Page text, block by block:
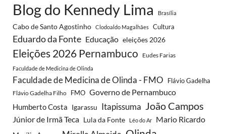
Blog do Kennedy Lima Brasília
Cabo de Santo Agostinho Clodoaldo Magalhães Cultura
Eduardo da Fonte Educação eleições 2026
Eleições 2026 Pernambuco Eudes Farias
Faculdade de Medicina de Olinda
Faculdade de Medicina de Olinda - FMO Flávio Gadelha
Flávio Gadelha Filho FMO Governo de Pernambuco
Humberto Costa Igarassu Itapissuma João Campos
Júnior de Irmã Teca Lula da Fonte Léo do Ar Mario Ricardo